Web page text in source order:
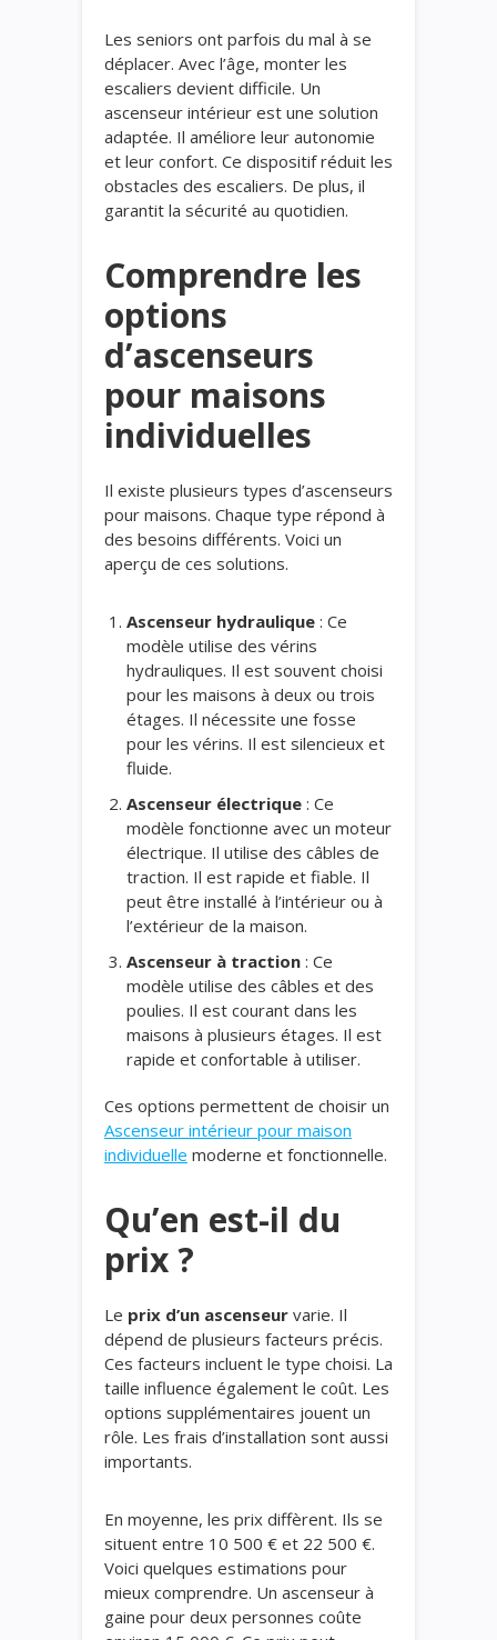
Les seniors ont parfois du mal à se
déplacer. Avec l’âge, monter les
escaliers devient difficile. Un
ascenseur intérieur est une solution
adaptée. Il améliore leur autonomie
et leur confort. Ce dispositif réduit les
obstacles des escaliers. De plus, il
garantit la sécurité au quotidien.
Comprendre les
options
d’ascenseurs
pour maisons
individuelles
Il existe plusieurs types d’ascenseurs
pour maisons. Chaque type répond à
des besoins différents. Voici un
aperçu de ces solutions.
Ascenseur hydraulique : Ce
modèle utilise des vérins
hydrauliques. Il est souvent choisi
pour les maisons à deux ou trois
étages. Il nécessite une fosse
pour les vérins. Il est silencieux et
fluide.
Ascenseur électrique : Ce
modèle fonctionne avec un moteur
électrique. Il utilise des câbles de
traction. Il est rapide et fiable. Il
peut être installé à l’intérieur ou à
l’extérieur de la maison.
Ascenseur à traction : Ce
modèle utilise des câbles et des
poulies. Il est courant dans les
maisons à plusieurs étages. Il est
rapide et confortable à utiliser.
Ces options permettent de choisir un
Ascenseur intérieur pour maison
individuelle moderne et fonctionnelle.
Qu’en est-il du
prix ?
Le prix d’un ascenseur varie. Il
dépend de plusieurs facteurs précis.
Ces facteurs incluent le type choisi. La
taille influence également le coût. Les
options supplémentaires jouent un
rôle. Les frais d’installation sont aussi
importants.
En moyenne, les prix diffèrent. Ils se
situent entre 10 500 € et 22 500 €.
Voici quelques estimations pour
mieux comprendre. Un ascenseur à
gaine pour deux personnes coûte